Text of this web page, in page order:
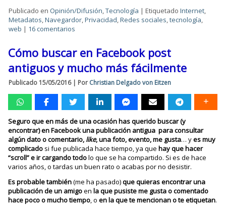
Publicado en Opinión/Difusión,Tecnología |Etiquetado Internet,
Metadatos,Navegardor,Privacidad,Redes sociales,tecnología,
web | 16 comentarios
Cómo buscar en Facebook post
antiguos y mucho más fácilmente
Publicado 15/05/2016| Por Christian Delgado von Eitzen
Seguro que en más de una ocasión has querido buscar (y
encontrar) en Facebook una publicación antigua para consultar
algún dato o comentario, like, una foto, evento, me gusta… yes muy
complicado si fue publicada hace tiempo, ya quehay que hacer
“scroll” e ir cargando todolo que se ha compartido. Si es de hace
varios años, o tardas un buen rato o acabas por no desistir.
Es probable también(me ha pasado)que quieras encontrar una
publicación de un amigoenla que pusiste me gusta o comentado
hace poco o mucho tiempo, oen la que te mencionan o te etiquetan.